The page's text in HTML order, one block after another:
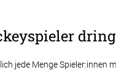
jede Menge